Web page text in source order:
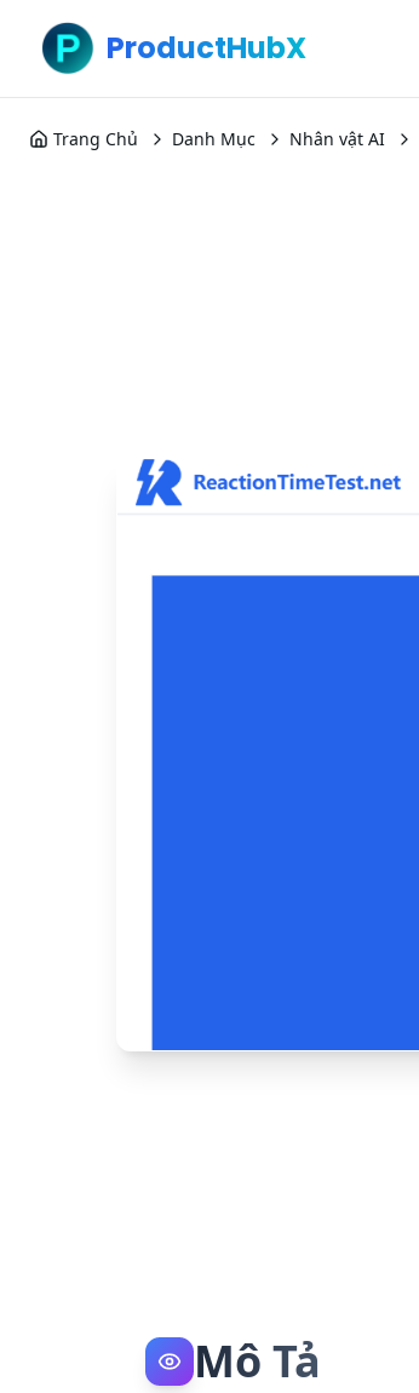
ProductHubX
Trang Chủ Danh Mục Nhân vật AI
Mô Tả